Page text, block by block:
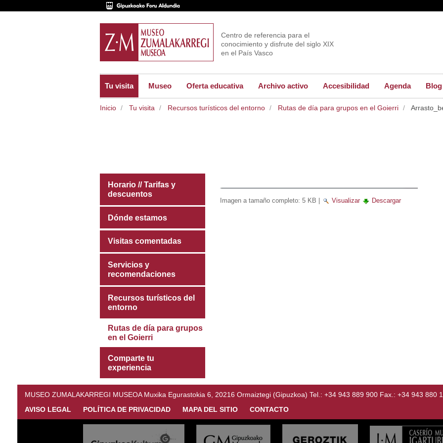
Centro de referencia para el
conocimiento y disfrute del siglo XIX
en el País Vasco
Tu visita Museo Oferta educativa Archivo activo Accesibilidad Agenda Blog
Inicio Tu visita Recursos turísticos del entorno Rutas de día para grupos en el Goierri
Imagen a tamaño completo: 5 KB Visualizar Descargar
Horario // Tarifas y
descuentos
Dónde estamos
Visitas comentadas
Servicios y
recomendaciones
Recursos turísticos del
entorno
Rutas de día para grupos
en el Goierri
Comparte tu
experiencia
MUSEO ZUMALAKARREGI MUSEOA Muxika Egurastokia 6, 20216 Ormaiztegi (Gipuzkoa) Tel.: +34 943 889 900 Fax.: +34 943 880
AVISO LEGAL
POLÍTICA DE PRIVACIDAD MAPA DEL SITIO CONTACTO